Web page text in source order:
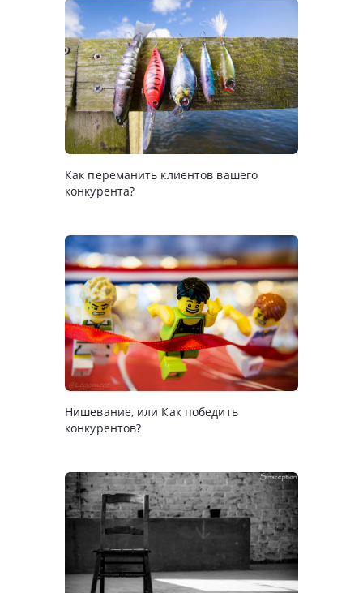
Как переманить клиентов вашего
конкурента?
Нишевание, или Как победить
конкурентов?